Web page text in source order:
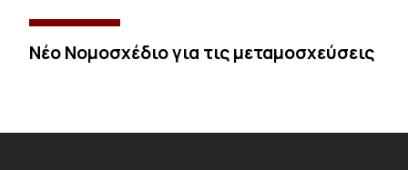
Νέο Νομοσχέδιο για τις μεταμοσχεύσεις